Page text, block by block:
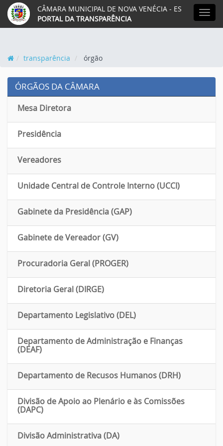
CÂMARA MUNICIPAL DE NOVA VENÉCIA - ES
PORTAL DA TRANSPARÊNCIA
transparência órgão
ÓRGÃOS DA CÂMARA
Mesa Diretora
Presidência
Vereadores
Unidade Central de Controle Interno (UCCI)
Gabinete da Presidência (GAP)
Gabinete de Vereador (GV)
Procuradoria Geral (PROGER)
Diretoria Geral (DIRGE)
Departamento Legislativo (DEL)
Departamento de Administração e Finanças
(DEAF)
Departamento de Recusos Humanos (DRH)
Divisão de Apoio ao Plenário e às Comissões
(DAPC)
Divisão Administrativa (DA)